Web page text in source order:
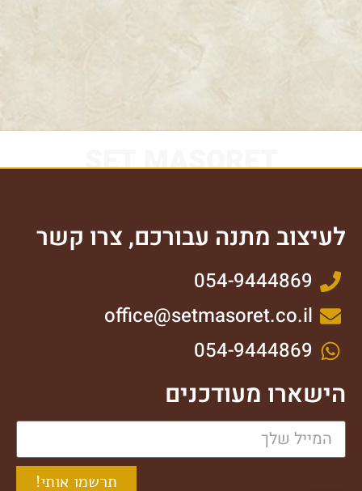
SET MASORET
לעיצוב מתנה עבורכם, צרו קשר
054-9444869
office@setmasoret.co.il
054-9444869
הישארו מעודכנים
תרשמו אותי!